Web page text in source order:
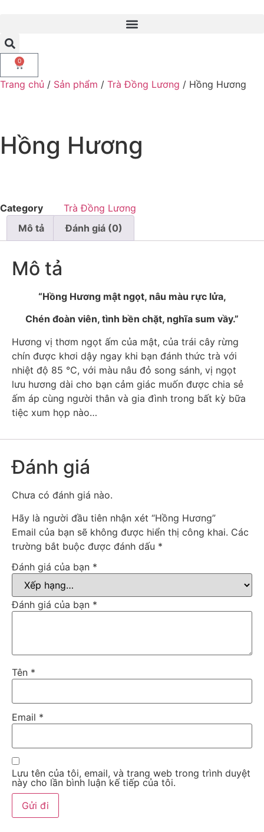
0
Trang chủ / Sản phẩm / Trà Đồng Lương / Hồng Hương
Hồng Hương
Category
Trà Đồng Lương
Mô tả
Đánh giá (0)
Mô tả
“Hồng Hương mật ngọt, nâu màu rực lửa,
Chén đoàn viên, tình bền chặt, nghĩa sum vầy.”
Hương vị thơm ngọt ấm của mật, của trái cây rừng
chín được khơi dậy ngay khi bạn đánh thức trà với
nhiệt độ 85 ℃, với màu nâu đỏ song sánh, vị ngọt
lưu hương dài cho bạn cảm giác muốn được chia sẻ
ấm áp cùng người thân và gia đình trong bất kỳ bữa
tiệc xum họp nào…
Đánh giá
Chưa có đánh giá nào.
Hãy là người đầu tiên nhận xét “Hồng Hương”
Email của bạn sẽ không được hiển thị công khai. Các
trường bắt buộc được đánh dấu *
Đánh giá của bạn *
Đánh giá của bạn *
Tên *
Email *
Lưu tên của tôi, email, và trang web trong trình duyệt
này cho lần bình luận kế tiếp của tôi.